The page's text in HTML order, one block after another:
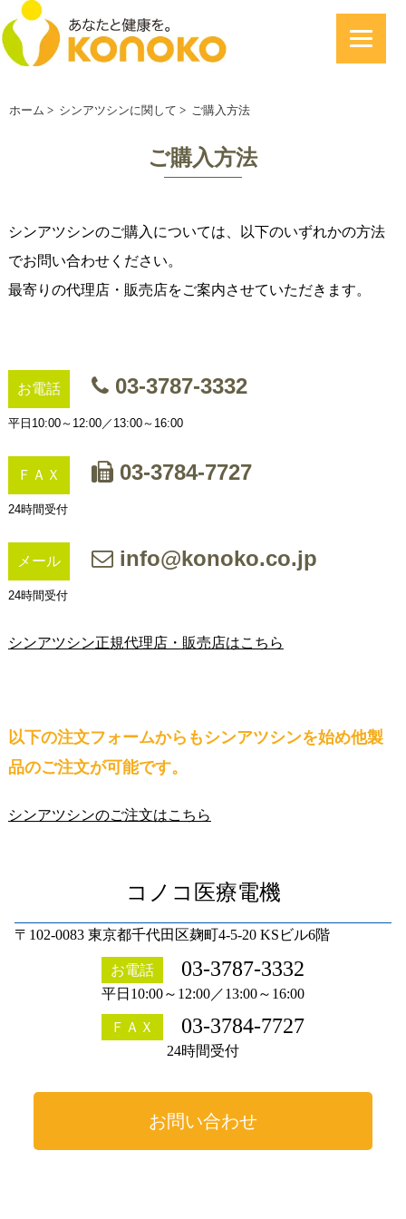
ホーム > シンアツシンに関して > ご購入方法
ご購入方法
シンアツシンのご購入については、以下のいずれかの方法
でお問い合わせください。
最寄りの代理店・販売店をご案内させていただきます。
お電話 03-3787-3332
平日10:00～12:00／13:00～16:00
ＦＡＸ 03-3784-7727
24時間受付
メール info@konoko.co.jp
24時間受付
シンアツシン正規代理店・販売店はこちら
以下の注文フォームからもシンアツシンを始め他製
品のご注文が可能です。
シンアツシンのご注文はこちら
コノコ医療電機
〒102-0083 東京都千代田区麹町4-5-20 KSビル6階
お電話 03-3787-3332
平日10:00～12:00／13:00～16:00
ＦＡＸ 03-3784-7727
24時間受付
お問い合わせ